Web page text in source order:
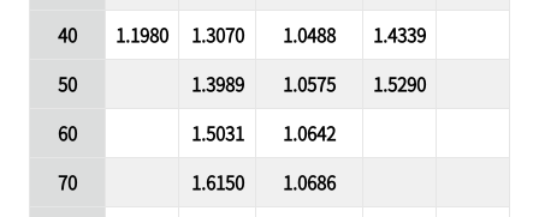
40
1.1980 1.3070 1.0488
1.4339
50
1.3989 1.0575
1.5290
60
1.5031
1.0642
70
1.6150
1.0686